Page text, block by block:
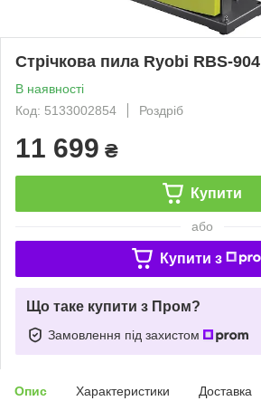
Стрічкова пила Ryobi RBS-904
В наявності
Код: 5133002854
Роздріб
11 699 ₴
Купити
або
Купити з
Що таке купити з Пром?
Замовлення під захистом
Опис Характеристики Доставка